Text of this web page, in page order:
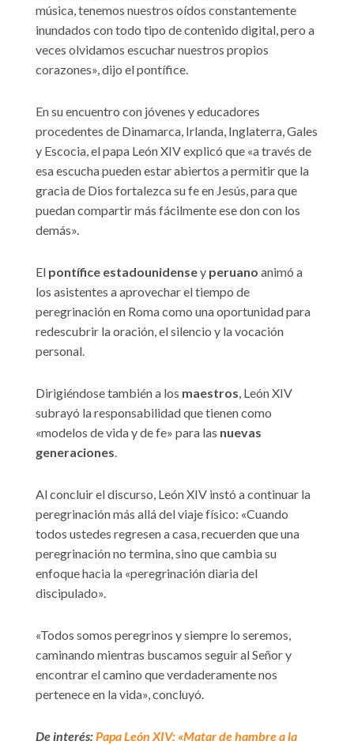
música, tenemos nuestros oídos constantemente
inundados con todo tipo de contenido digital, pero a
veces olvidamos escuchar nuestros propios
corazones», dijo el pontífice.
En su encuentro con jóvenes y educadores
procedentes de Dinamarca, Irlanda, Inglaterra, Gales
y Escocia, el papa León XIV explicó que «a través de
esa escucha pueden estar abiertos a permitir que la
gracia de Dios fortalezca su fe en Jesús, para que
puedan compartir más fácilmente ese don con los
demás».
El pontífice estadounidensey peruano animó a
los asistentes a aprovechar el tiempo de
peregrinación en Roma como una oportunidad para
redescubrir la oración, el silencio y la vocación
personal.
Dirigiéndose también a los maestros, León XIV
subrayó la responsabilidad que tienen como
«modelos de vida y de fe» para las nuevas
generaciones.
Al concluir el discurso, León XIV instó a continuar la
peregrinación más allá del viaje físico: «Cuando
todos ustedes regresen a casa, recuerden que una
peregrinación no termina, sino que cambia su
enfoque hacia la «peregrinación diaria del
discipulado».
«Todos somos peregrinos y siempre lo seremos,
caminando mientras buscamos seguir al Señor y
encontrar el camino que verdaderamente nos
pertenece en la vida», concluyó.
De interés:Papa León XIV: «Matar de hambre a la